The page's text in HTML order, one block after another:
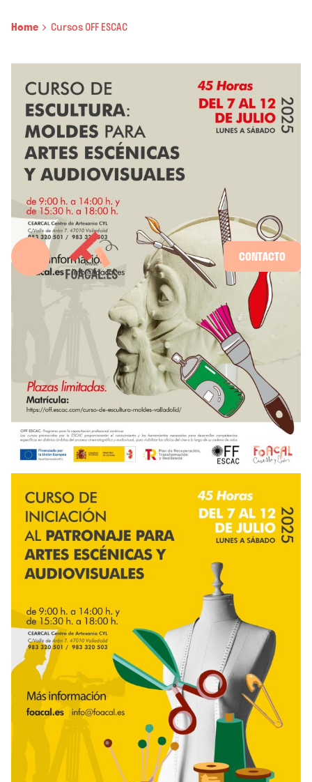
CONTACTO
Home Cursos OFF ESCAC